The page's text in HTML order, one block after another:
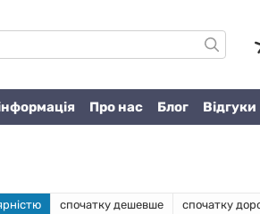
Про нас Блог Відгуки
спочатку дешевше спочатку